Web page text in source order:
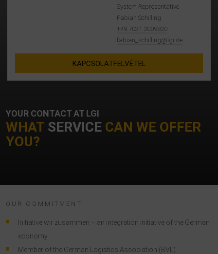
YOUR CONTACT AT LGI
WHAT SERVICE CAN WE OFFER
YOU?
System Representative
Fabian Schilling
+49 7031 2009820
fabian_schilling@lgi.de
KAPCSOLATFELVÉTEL
OUR COMMITMENT:
Initiative wir zusammen – an integration initiative of the German
economy
Member of the German Logistics Association (BVL)